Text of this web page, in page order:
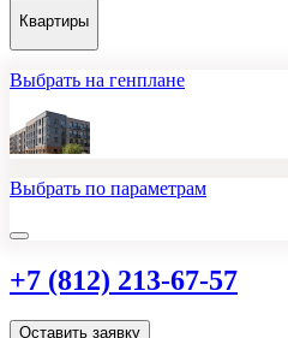
Квартиры
Выбрать на генплане
Выбрать по параметрам
+7 (812) 213-67-57
Оставить заявку